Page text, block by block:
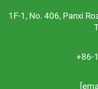
1F-1, No. 406, Panxi
+86-